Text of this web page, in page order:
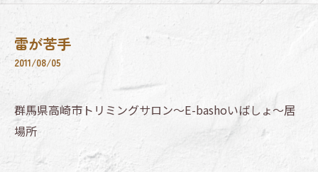
雷が苦手
2011/08/05
群馬県高崎市トリミングサロン～E-bashoいばしょ～居
場所